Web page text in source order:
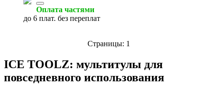
Оплата частями
до 6 плат. без переплат
Страницы: 1
ICE TOOLZ: мультитулы для
повседневного использования